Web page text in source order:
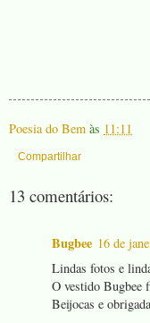
Poesia do Bem às 11:11
Compartilhar
13 comentários:
Bugbee 16 de
Lindas fotos e
O vestido Bugbee
Beijocas e